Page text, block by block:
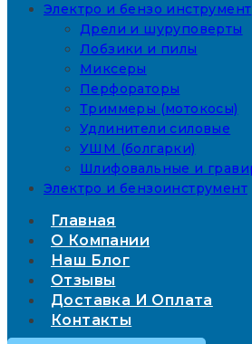
Электро и бензо инструмент
Дрели и шуруповерты
Лобзики и пилы
Миксеры
Перфораторы
Триммеры (мотокосы)
Удлинители силовые
УШМ (болгарки)
Шлифовальные и
Электро и бензоинструмент
Главная
О Компании
Наш Блог
Отзывы
Доставка И Оплата
Контакты